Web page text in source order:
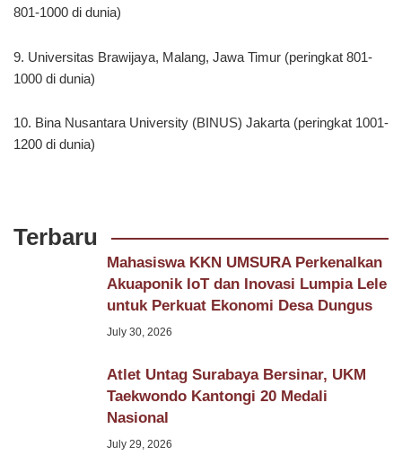
801-1000 di dunia)
9. Universitas Brawijaya, Malang, Jawa Timur (peringkat 801-
1000 di dunia)
10. Bina Nusantara University (BINUS) Jakarta (peringkat 1001-
1200 di dunia)
Terbaru
Mahasiswa KKN UMSURA Perkenalkan
Akuaponik IoT dan Inovasi Lumpia Lele
untuk Perkuat Ekonomi Desa Dungus
July 30, 2026
Atlet Untag Surabaya Bersinar, UKM
Taekwondo Kantongi 20 Medali
Nasional
July 29, 2026